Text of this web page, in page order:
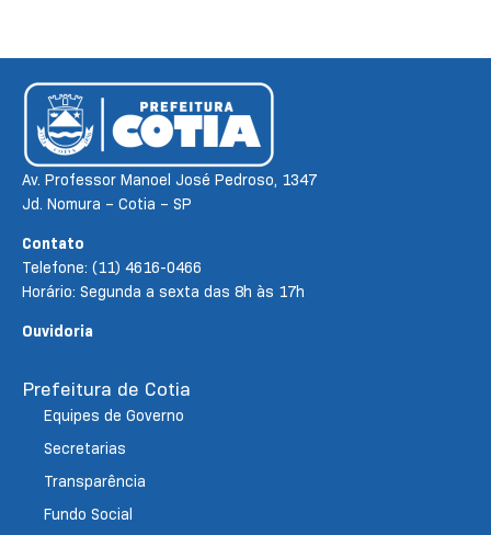
Av. Professor Manoel José Pedroso, 1347
Jd. Nomura – Cotia – SP
Contato
Telefone: (11) 4616-0466
Horário: Segunda a sexta das 8h às 17h
Ouvidoria
Prefeitura de Cotia
Equipes de Governo
Secretarias
Transparência
Fundo Social